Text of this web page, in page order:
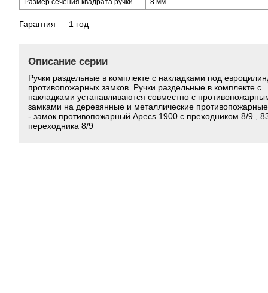
Размер сечения квадрата ручки
8 мм
Гарантия — 1 год
Описание серии
Ручки раздельные в комплекте с накладками под
противопожарных замков. Ручки раздельные в комплекте с
накладками устанавливаются совместно с
замками на деревянные и металлические
- замок противопожарный Apecs 1900 с преходником 8/9 ,
переходника 8/9